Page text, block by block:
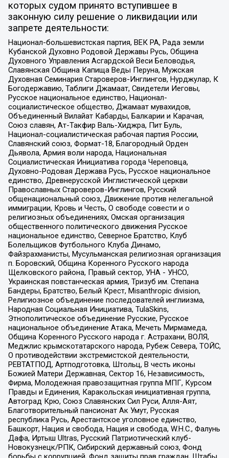
которых судом принято вступившее в
законную силу решение о ликвидации или
запрете деятельности:
Национал-большевистская партия, ВЕК РА, Рада земли
Кубанской Духовно Родовой Державы Русь, Община
Духовного Управления Асгардской Веси Беловодья,
Славянская Община Капища Веды Перуна, Мужская
Духовная Семинария Староверов-Инглингов, Нурджулар, К
Богодержавию, Таблиги Джамаат, Свидетели Иеговы,
Русское национальное единство, Национал-
социалистическое общество, Джамаат мувахидов,
Объединенный Вилайат Кабарды, Балкарии и Карачая,
Союз славян, Ат-Такфир Валь-Хиджра, Пит Буль,
Национал-социалистическая рабочая партия России,
Славянский союз, Формат-18, Благородный Орден
Дьявола, Армия воли народа, Национальная
Социалистическая Инициатива города Череповца,
Духовно-Родовая Держава Русь, Русское национальное
единство, Древнерусской Инглистической церкви
Православных Староверов-Инглингов, Русский
общенациональный союз, Движение против нелегальной
иммиграции, Кровь и Честь, О свободе совести и о
религиозных объединениях, Омская организация
общественного политического движения Русское
национальное единство, Северное Братство, Клуб
Болельщиков Футбольного Клуба Динамо,
Файзрахманисты, Мусульманская религиозная организация
п. Боровский, Община Коренного Русского народа
Щелковского района, Правый сектор, УНА - УНСО,
Украинская повстанческая армия, Тризуб им. Степана
Бандеры, Братство, Белый Крест, Misanthropic division,
Религиозное объединение последователей инглиизма,
Народная Социальная Инициатива, TulaSkins,
Этнополитическое объединение Русские, Русское
национальное объединение Атака, Мечеть Мирмамеда,
Община Коренного Русского народа г. Астрахани, ВОЛЯ,
Меджлис крымскотатарского народа, Рубеж Севера, ТОЙС,
О противодействии экстремистской деятельности,
РЕВТАТПОД, Артподготовка, Штольц, В честь иконы
Божией Матери Державная, Сектор 16, Независимость,
Фирма, Молодежная правозащитная группа МПГ, Курсом
Правды и Единения, Каракольская инициативная группа,
Автоград Крю, Союз Славянских Сил Руси, Алля-Аят,
Благотворительный пансионат Ак Умут, Русская
республика Русь, Арестантское уголовное единство,
Башкорт, Нация и свобода, Нация и свобода, W.H.С., Фалунь
Дафа, Иртыш Ultras, Русский Патриотический клуб-
Новокузнецк/РПК, Сибирский державный союз, Фонд